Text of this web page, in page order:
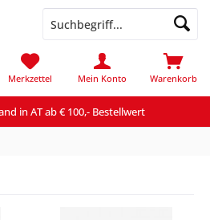
in AT ab € 100,- Bestellwert
Warenkorb
Merkzettel Mein Konto